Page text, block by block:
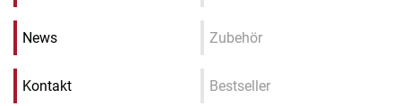
News
Kontakt
Zubehör
Bestseller